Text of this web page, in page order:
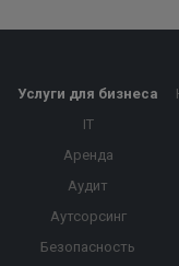
Услуги для бизнеса
IT
Аренда
Аудит
Аутсорсинг
Безопасность